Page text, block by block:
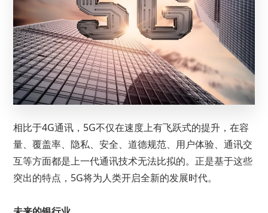
相比于4G通讯，5G不仅在速度上有飞跃式的提升，在容
量、覆盖率、隐私、安全、道德规范、用户体验、通讯交
互等方面都是上一代通讯技术无法比拟的。正是基于这些
突出的特点，5G将为人类开启全新的发展时代。